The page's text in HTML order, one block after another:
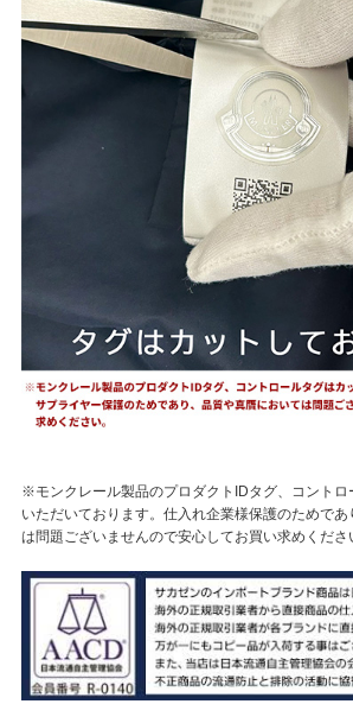
※モンクレール製品のプロダクトIDタグ、コントロ
いただいております。仕入れ企業様保護のためで
は問題ございませんので安心してお買い求めくださ